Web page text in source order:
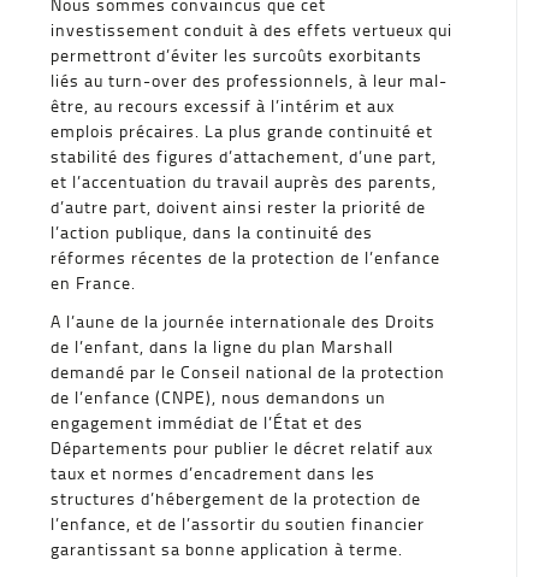
investissement conduit à des effets vertueux qui
permettront d’éviter les surcoûts exorbitants
liés au turn-over des professionnels, à leur mal-
être, au recours excessif à l’intérim et aux
emplois précaires. La plus grande continuité et
stabilité des figures d’attachement, d’une part,
et l’accentuation du travail auprès des parents,
d’autre part, doivent ainsi rester la priorité de
l’action publique, dans la continuité des
réformes récentes de la protection de l’enfance
en France.
A l’aune de la journée internationale des Droits
de l’enfant, dans la ligne du plan Marshall
demandé par le Conseil national de la protection
de l’enfance (CNPE), nous demandons un
engagement immédiat de l’État et des
Départements pour publier le décret relatif aux
taux et normes d’encadrement dans les
structures d’hébergement de la protection de
l’enfance, et de l’assortir du soutien financier
garantissant sa bonne application à terme.